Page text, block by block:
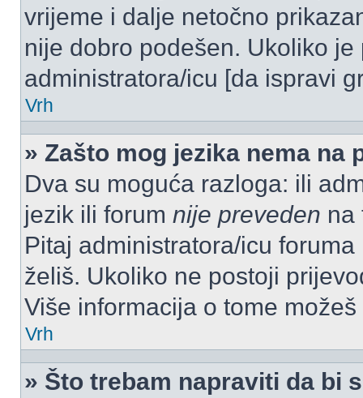
vrijeme i dalje netočno
nije dobro podešen. Ukoliko
administratora/icu [da ispravi
Vrh
» Zašto mog jezika nema na
Dva su moguća razloga: ili
jezik ili forum nije preveden na
Pitaj administratora/icu
želiš. Ukoliko ne postoji
Više informacija o tome
Vrh
» Što trebam napraviti da bi